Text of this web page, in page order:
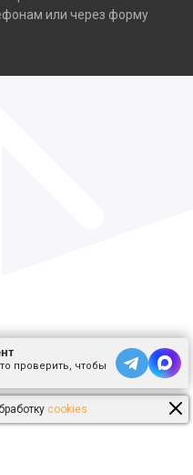
или через форму
проверить, чтобы
cookies